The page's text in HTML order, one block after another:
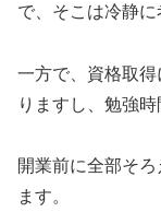
で、そこは冷静に
一方で、資格取
りますし、勉強時
開業前に全部そ
ます。